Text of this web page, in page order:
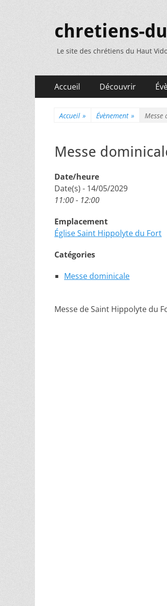
chretiens-
Le site des chrétiens du Haut
Menu
principal
Accueil Découvrir
Accueil » Évènement » Messe
Messe
Date/heure
Date(s) - 14/05/2029
11:00 - 12:00
Emplacement
Église Saint Hippolyte du Fort
Catégories
Messe dominicale
Messe de Saint Hippolyte du